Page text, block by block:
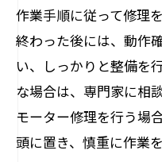
作業手順に従って修理
終わった後には、動作
い、しっかりと整備を
な場合は、専門家に相
モーター修理を行う場
頭に置き、慎重に作業